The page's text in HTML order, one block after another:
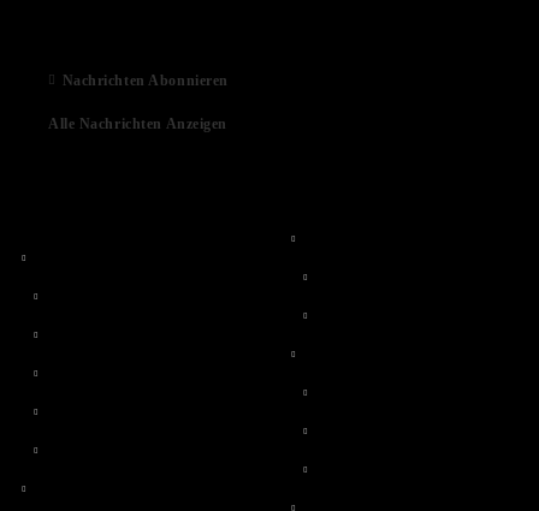
Nachrichten Abonnieren
Alle Nachrichten Anzeigen